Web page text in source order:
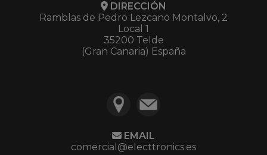
DIRECCIÓN
Ramblas de Pedro Lezcano Montalvo, 2
Local 1
35200 Telde
(Gran Canaria) España
EMAIL
comercial@electtronics.es